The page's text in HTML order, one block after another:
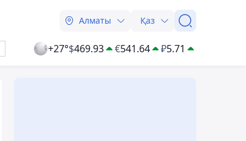
Алматы Қаз
+27°$469.93 €541.64 ₽5.71